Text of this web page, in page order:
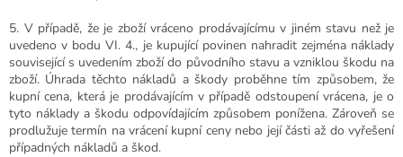
5. Vpřípadě, že je zboží vráceno prodávajícímu v jiném stavu než je
uvedeno v bodu VI. 4., je kupující povinen nahradit zejména náklady
související s uvedením zboží do původního stavu a vzniklou škodu na
zboží. Úhrada těchto nákladů a škody proběhne tím způsobem, že
kupní cena, která je prodávajícím v případě odstoupení vrácena, je o
tyto náklady a škodu odpovídajícím způsobem ponížena. Zároveň se
prodlužuje termín na vrácení kupní ceny nebo její části až do vyřešení
případných nákladů a škod.